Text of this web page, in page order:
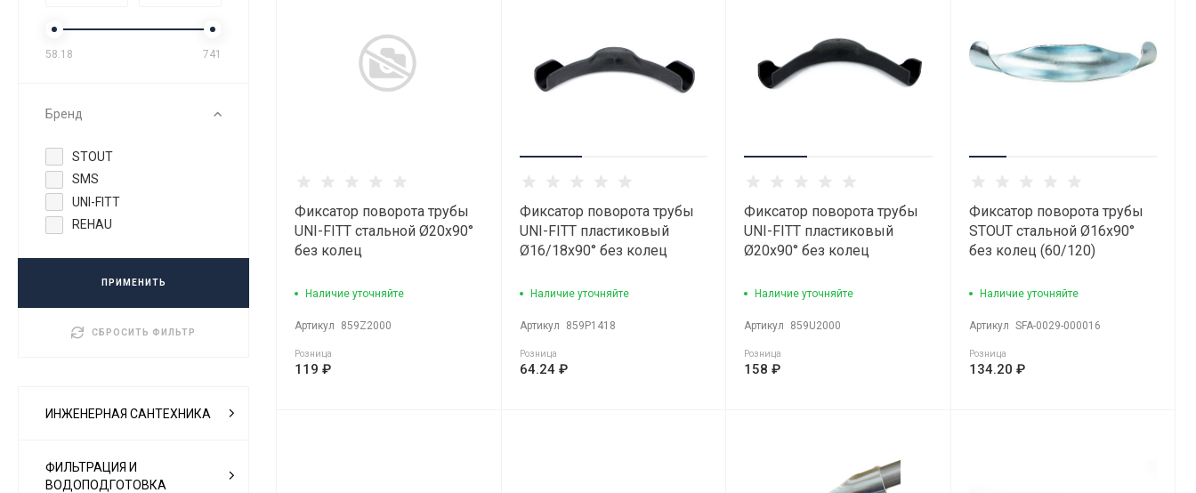
58.18 741
Бренд
STOUT
SMS
UNI-FITT
REHAU
ПРИМЕНИТЬ
СБРОСИТЬ ФИЛЬТР
ИНЖЕНЕРНАЯ САНТЕХНИКА
ФИЛЬТРАЦИЯ И
ВОДОПОДГОТОВКА
Фиксатор поворота трубы
UNI-FITT стальной Ø20х90°
без колец
Наличие уточняйте
Артикул 859Z2000
Розница
119 ₽
Фиксатор поворота трубы
UNI-FITT пластиковый
Ø16/18х90° без колец
Наличие уточняйте
Артикул 859P1418
Розница
64.24 ₽
Фиксатор поворота трубы
UNI-FITT пластиковый
Ø20х90° без колец
Наличие уточняйте
Артикул 859U2000
Розница
158 ₽
Фиксатор поворота трубы
STOUT стальной Ø16х90°
без колец (60/120)
Наличие уточняйте
Артикул SFA-0029-000016
Розница
134.20 ₽